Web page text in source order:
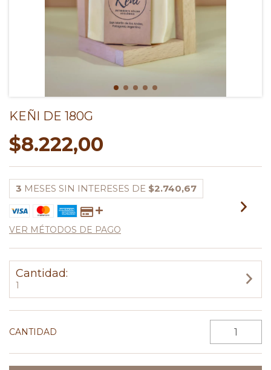
KEÑI DE 180G
$8.222,00
3 MESES SIN INTERESES DE $2.740,67
VER MÉTODOS DE PAGO
Cantidad:
1
CANTIDAD